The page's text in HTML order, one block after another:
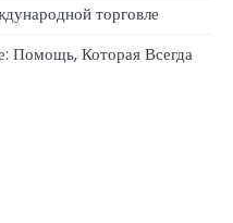
торговле
Помощь, Которая Всегда